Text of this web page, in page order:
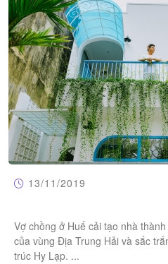
13/11/2019
Vợ chồng ở Huế cải tạo nhà
của vùng Địa Trung Hải và sắc
trúc Hy Lạp. ...